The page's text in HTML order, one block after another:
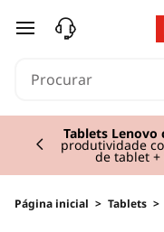
v
o
saltar para o
Ofertas
Currently
Página inicial > Tablets >